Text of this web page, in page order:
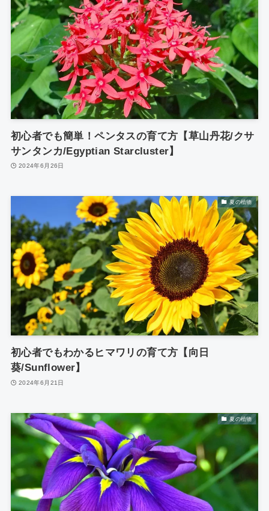
初心者でも簡単！ペンタスの育て方【草山丹花/クサ
サンタンカ/Egyptian Starcluster】
2024年6月26日
夏の植物
初心者でもわかるヒマワリの育て方【向日
葵/Sunflower】
2024年6月21日
夏の植物